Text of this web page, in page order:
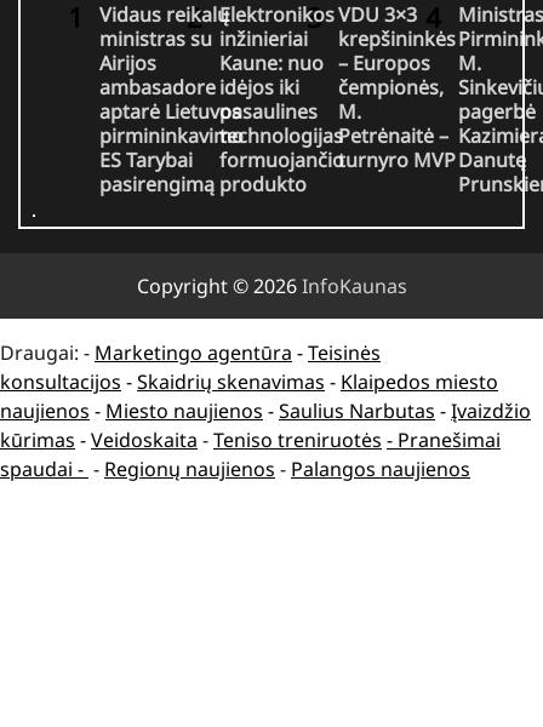
Vidaus reikalų
ministras su
Airijos
ambasadore
aptarė Lietuvos
pirmininkavimo
ES Tarybai
pasirengimą
Elektronikos
inžinieriai
Kaune: nuo
idėjos iki
pasaulines
technologijas
formuojančio
produkto
VDU 3×3
krepšininkės
– Europos
čempionės,
M.
Petrėnaitė –
turnyro MVP
Ministras
M.
pagerbė
Danutę
Copyright © 2026InfoKaunas
Draugai: - Marketingo agentūra -Teisinės
konsultacijos -Skaidrių skenavimas - Klaipedos miesto
naujienos - Miesto naujienos -Saulius Narbutas -Įvaizdžio
kūrimas -Veidoskaita -Teniso treniruotės - Pranešimai
spaudai - - Regionų naujienos - Palangos naujienos